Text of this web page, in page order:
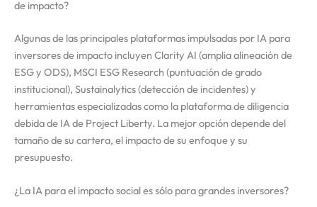
de impacto?
Algunas de las principales plataformas impulsadas por IA para
inversores de impacto incluyen Clarity AI (amplia alineación de
ESG y ODS), MSCI ESG Research (puntuación de grado
institucional), Sustainalytics (detección de incidentes) y
herramientas especializadas como la plataforma de diligencia
debida de IA de Project Liberty. La mejor opción depende del
tamaño de su cartera, el impacto de su enfoque y su
presupuesto.
¿La IA para el impacto social es sólo para grandes inversores?